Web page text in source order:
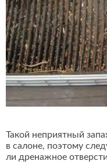
Такой неприятный
в салоне, поэтому
ли дренажное